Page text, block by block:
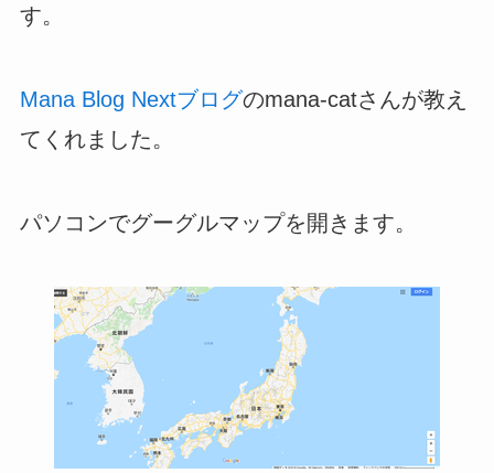
す。
Mana Blog Nextブログのmana-catさんが教え
てくれました。
パソコンでグーグルマップを開きます。